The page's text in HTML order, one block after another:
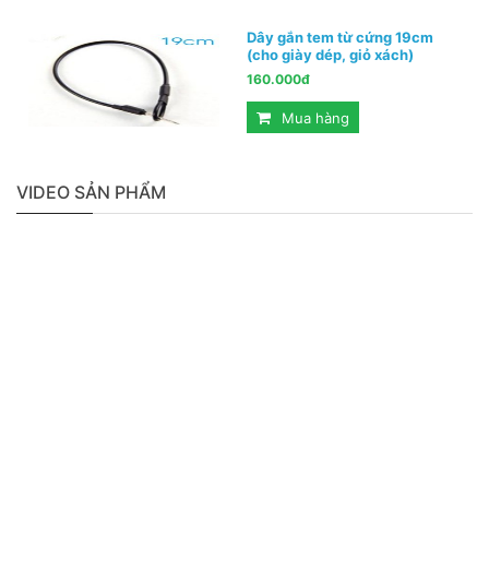
Dây gắn tem từ cứng 19cm
(cho giày dép, giỏ xách)
160.000đ
Mua hàng
VIDEO SẢN PHẨM